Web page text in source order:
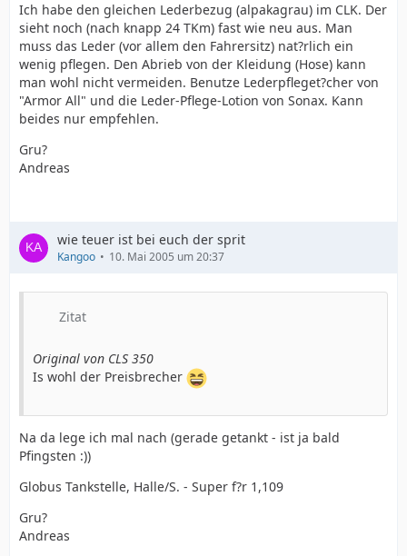
Ich habe den gleichen Lederbezug (alpakagrau) im CLK. Der
sieht noch (nach knapp 24 TKm) fast wie neu aus. Man
muss das Leder (vor allem den Fahrersitz) nat?rlich ein
wenig pflegen. Den Abrieb von der Kleidung (Hose) kann
man wohl nicht vermeiden. Benutze Lederpfleget?cher von
"Armor All" und die Leder-Pflege-Lotion von Sonax. Kann
beides nur empfehlen.
Gru?
Andreas
wie teuer ist bei euch der sprit
Kangoo 10. Mai 2005 um 20:37
Zitat
Original von CLS 350
Is wohl der Preisbrecher
Na da lege ich mal nach (gerade getankt - ist ja bald
Pfingsten :))
Globus Tankstelle, Halle/S. - Super f?r 1,109
Gru?
Andreas